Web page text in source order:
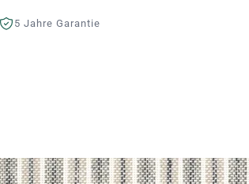
5 Jahre Garantie